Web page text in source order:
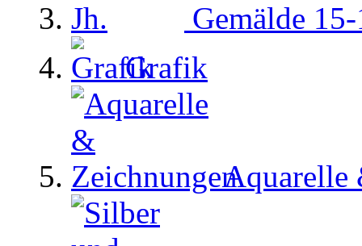
Gemälde
Grafik
Aquarelle